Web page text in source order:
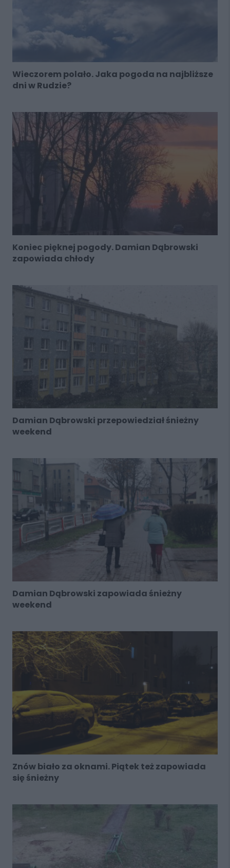
Wieczorem polało. Jaka pogoda na najbliższe
dni w Rudzie?
Koniec pięknej pogody. Damian Dąbrowski
zapowiada chłody
Damian Dąbrowski przepowiedział śnieżny
weekend
Damian Dąbrowski zapowiada śnieżny
weekend
Znów biało za oknami. Piątek też zapowiada
się śnieżny